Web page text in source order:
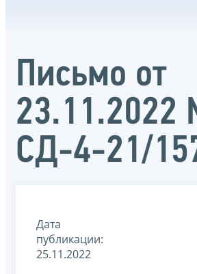
Письмо от
23.11.2022
СД-4-21/
Дата
публикации:
25.11.2022